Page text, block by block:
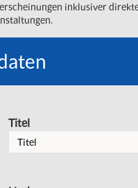
inklusiver
Titel